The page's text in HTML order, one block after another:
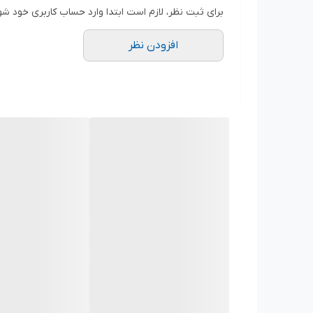
برای ثبت نظر، لازم است ابتدا وارد حساب کاربری خود
افزودن نظر